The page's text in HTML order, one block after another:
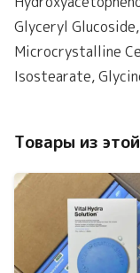
Glyceryl
Microcrystalline
Isostearate,
Товары из